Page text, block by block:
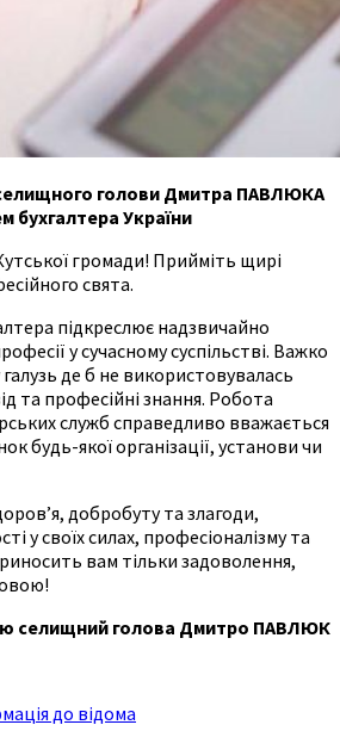
голови Дмитра ПАВЛЮКА
бухгалтера України
громади! Прийміть щирі
свята.
підкреслює надзвичайно
у сучасному суспільстві. Важко
галузь де б не використовувалась
та професійні знання. Робота
служб справедливо вважається
будь-якої організації, установи чи
добробуту та злагоди,
у своїх силах, професіоналізму та
вам тільки задоволення,
селищний голова Дмитро ПАВЛЮК
до відома